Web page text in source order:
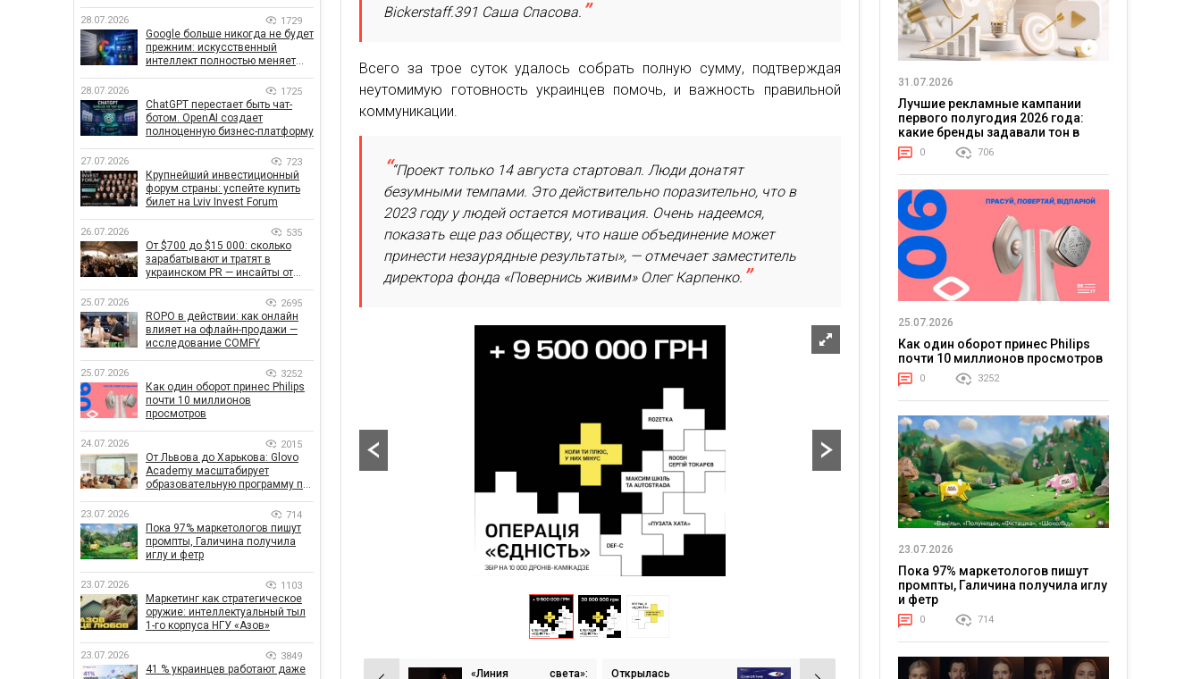
Bickerstaff.391 Саша Спасова.
Всего за трое суток удалось собрать полную сумму, подтверждая
неутомимую готовность украинцев помочь, и важность правильной
коммуникации.
“Проект только 14 августа стартовал. Люди донатят
безумными темпами. Это действительно поразительно, что в
2023 году у людей остается мотивация. Очень надеемся,
показать еще раз обществу, что наше объединение может
принести незаурядные результаты», — отмечает заместитель
директора фонда «Повернись живим» Олег Карпенко.
«Линия света»:
Открылась
влияет на эффективность
кампаний
28.07.2026 1729
Google больше никогда не будет
прежним: искусственный
интеллект полностью меняет
28.07.2026 1725
ChatGPT перестает быть чат-
ботом. OpenAI создает
полноценную бизнес-платформу
27.07.2026 723
Крупнейший инвестиционный
форум страны: успейте купить
билет на Lviv Invest Forum
26.07.2026 535
От $700 до $15 000: сколько
зарабатывают и тратят в
украинском PR — инсайты от
25.07.2026 2695
ROPO в действии: как онлайн
влияет на офлайн-продажи —
исследование COMFY
25.07.2026 3252
Как один оборот принес Philips
почти 10 миллионов
просмотров
24.07.2026 2015
От Львова до Харькова: Glovo
Academy масштабирует
образовательную программу по
23.07.2026 714
Пока 97% маркетологов пишут
промпты, Галичина получила
иглу и фетр
23.07.2026 1103
Маркетинг как стратегическое
оружие: интеллектуальный тыл
1-го корпуса НГУ «Азов»
23.07.2026 3849
41 % украинцев работают даже
31.07.2026
Лучшие рекламные кампании
первого полугодия 2026 года:
какие бренды задавали тон в
отрасли
0 706
25.07.2026
Как один оборот принес Philips
почти 10 миллионов просмотров
0 3252
23.07.2026
Пока 97% маркетологов пишут
промпты, Галичина получила иглу
и фетр
0 714